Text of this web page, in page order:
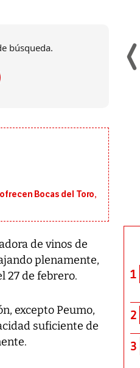
búsqueda.
Bocas del Toro,
de vinos de
plenamente,
27 de febrero.
excepto Peumo,
suficiente de
de magnitud
este martes 28 de
1
2
3